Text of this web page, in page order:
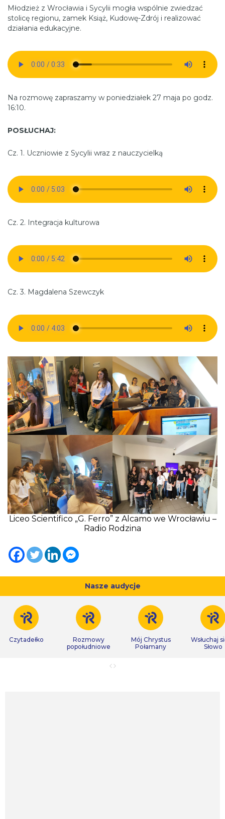
Młodzież z Wrocławia i Sycylii mogła wspólnie zwiedzać
stolicę regionu, zamek Książ, Kudowę-Zdrój i realizować
działania edukacyjne.
Na rozmowę zapraszamy w poniedziałek 27 maja po godz.
16:10.
POSŁUCHAJ:
Cz. 1. Uczniowie z Sycylii wraz z nauczycielką
Cz. 2. Integracja kulturowa
Cz. 3. Magdalena Szewczyk
Liceo Scientifico „G. Ferro” z Alcamo we Wrocławiu –
Radio Rodzina
Nasze audycje
Czytadełko
Rozmowy
popołudniowe
Mój Chrystus
Połamany
Wsłuchaj
Słowo